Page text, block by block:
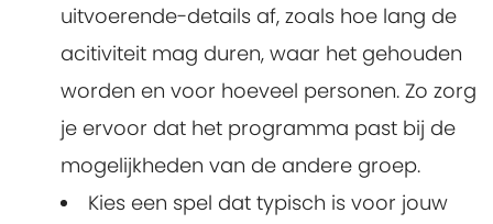
uitvoerende-details af, zoals hoe lang de
acitiviteit mag duren, waar het gehouden
worden en voor hoeveel personen. Zo zorg
je ervoor dat het programma past bij de
mogelijkheden van de andere groep.
Kies een spel dat typisch is voor jouw